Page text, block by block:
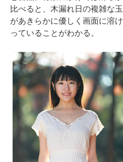
比べると、木漏れ日の複雑な
があきらかに優しく画面に溶
っていることがわかる。